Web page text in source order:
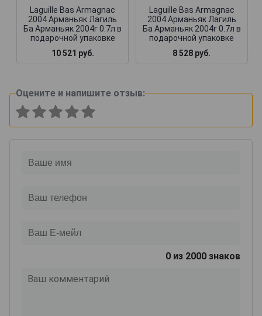
Laguille Bas Armagnac
2004 Арманьяк Лагиль
Ба Арманьяк 2004г 0.7л в
подарочной упаковке
10 521 руб.
Laguille Bas Armagnac
2004 Арманьяк Лагиль
Ба Арманьяк 2004г 0.7л в
подарочной упаковке
8 528 руб.
Оцените и напишите отзыв:
0 из 2000 знаков